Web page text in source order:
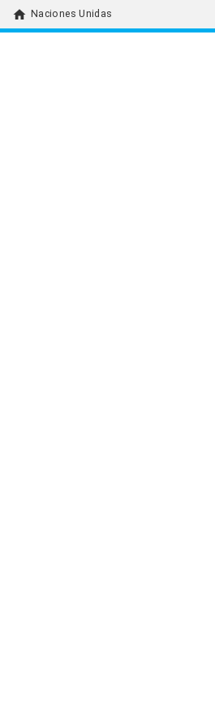
home Naciones Unidas